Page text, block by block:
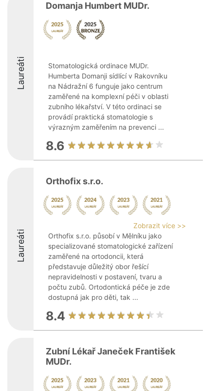
Laureáti
Domanja Humbert MUDr.
Stomatologická ordinace MUDr.
Humberta Domanji sídlící v Rakovníku
na Nádražní 6 funguje jako centrum
zaměřené na komplexní péči v oblasti
zubního lékařství. V této ordinaci se
provádí praktická stomatologie s
výrazným zaměřením na prevenci ...
8.6
Laureáti
Orthofix s.r.o.
Zobrazit více >>
Orthofix s.r.o. působí v Mělníku jako
specializované stomatologické zařízení
zaměřené na ortodoncii, která
představuje důležitý obor řešící
nepravidelnosti v postavení, tvaru a
počtu zubů. Ortodontická péče je zde
dostupná jak pro děti, tak ...
8.4
Zubní Lékař Janeček František
MUDr.